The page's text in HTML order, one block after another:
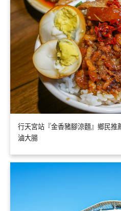
行天宮站『金香豬腳涼麵』鄉民推
滷大腸